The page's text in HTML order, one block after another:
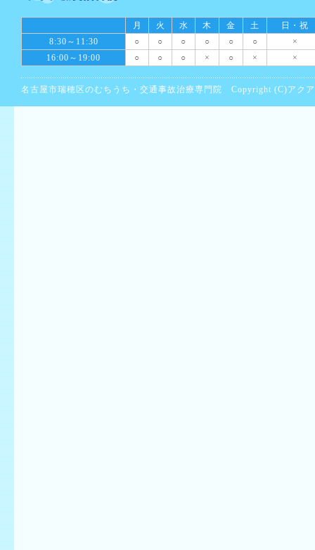
月 火 水 木 金 土
日・祝
8:30～11:30
○ ○ ○ ○ ○ ○
×
16:00～19:00
○ ○ ○ × ○ × ×
名古屋市瑞穂区のむちうち・交通事故治療専門院 Copyright (C)アク